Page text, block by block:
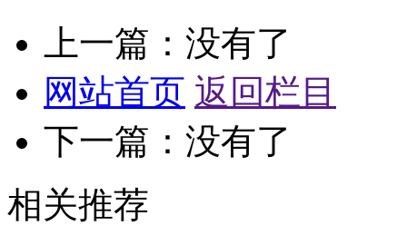
上一篇：没有了
网站首页 返回栏目
下一篇：没有了
相关推荐